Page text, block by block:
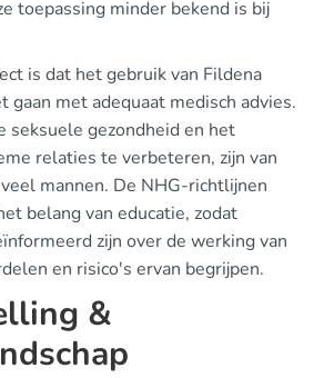
toepassing minder bekend is bij
is dat het gebruik van Fildena
gaan met adequaat medisch advies.
seksuele gezondheid en het
relaties te verbeteren, zijn van
mannen. De NHG-richtlijnen
belang van educatie, zodat
zijn over de werking van
en risico's ervan begrijpen.
&